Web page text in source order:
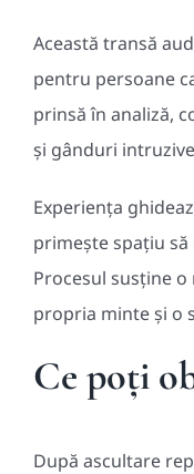
Această transă
pentru persoane
prinsă în analiză,
și gânduri
Experiența
primește spațiu
Procesul susține
propria minte și o
Ce poți
După ascultare